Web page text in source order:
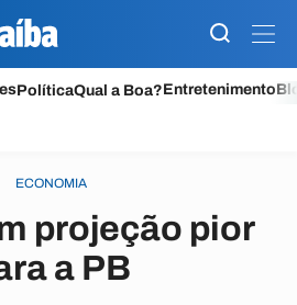
PolíticaQual a Boa?Entretenimento
ECONOMIA
projeção pior
a PB